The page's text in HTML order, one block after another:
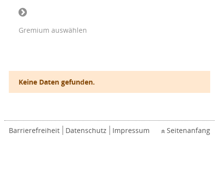
Gremium auswählen
Keine Daten gefunden.
Barrierefreiheit Datenschutz Impressum Seitenanfang